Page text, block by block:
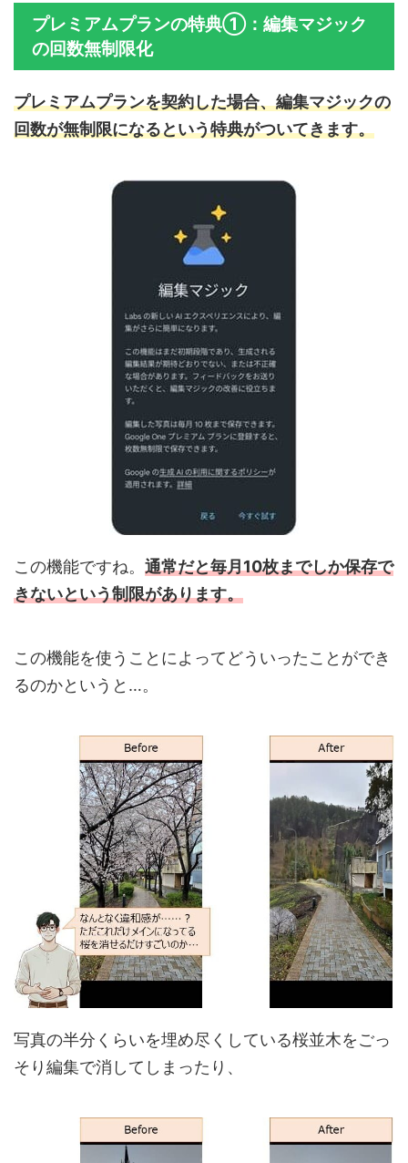
プレミアムプランの特典①：編集マジック
の回数無制限化
プレミアムプランを契約した場合、編集マジックの
回数が無制限になるという特典がついてきます。
この機能ですね。 通常だと毎月10枚までしか保存で
きないという制限があります。
この機能を使うことによってどういったことができ
るのかというと…。
写真の半分くらいを埋め尽くしている桜並木をごっ
そり編集で消してしまったり、